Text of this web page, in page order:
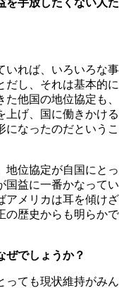
れば、いろいろな事
だし、それは基本的に
他国の地位協定も、
上げ、国に働きかける
になったのだというこ
地位協定が自国にとっ
国益に一番かなってい
アメリカは耳を傾けざ
の歴史からも明らかで
でしょうか？
ても現状維持がみん